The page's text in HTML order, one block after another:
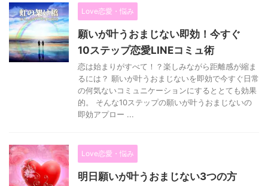
Love恋愛・悩み
願いが叶うおまじない即効！今すぐ
10ステップ恋愛LINEコミュ術
恋は始まりがすべて！？楽しみながら距離感が縮ま
るには？ 願いが叶うおまじないを即効で今すぐ日常
の何気ないコミュニケーションにするととても効果
的。 そんな10ステップの願いが叶うおまじないの
即効アプロー ...
Love恋愛・悩み
明日願いが叶うおまじない3つの方